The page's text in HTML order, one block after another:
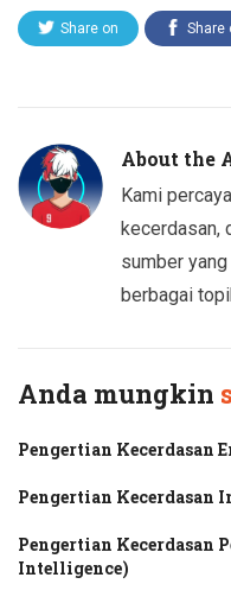
Share on Share
About the
Kami
kecerdasan,
sumber
berbagai
Anda mungkin
Pengertian Kecerdasan
Pengertian Kecerdasan
Pengertian Kecerdasan
Intelligence)